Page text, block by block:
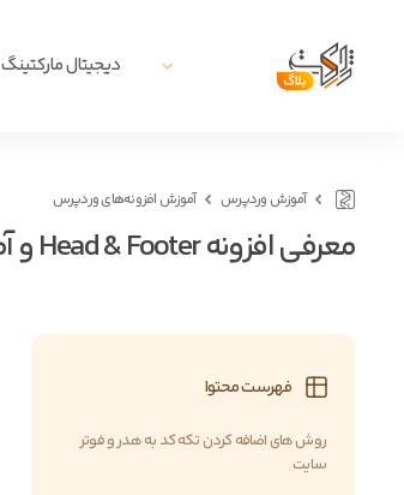
دیجیتال مارکتینگ
آموزش وردپرس آموزش افزونه‌های وردپرس
معرفی افزونه Head & Footer و آموزش نحوه استفاده از آن
فهرست محتوا
روش های اضافه کردن تکه کد به هدر و فوتر
سایت